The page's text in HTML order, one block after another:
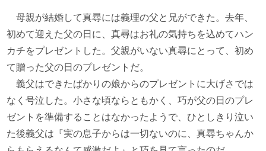
母親が結婚して真尋には義理の父と兄ができた。去年、
初めて迎えた父の日に、真尋はお礼の気持ちを込めてハン
カチをプレゼントした。父親がいない真尋にとって、初め
て贈った父の日のプレゼントだ。
義父はできたばかりの娘からのプレゼントに大げさでは
なく号泣した。小さな頃ならともかく、巧が父の日のプレ
ゼントを準備することはなかったようで、ひとしきり泣い
た後義父は『実の息子からは一切ないのに、真尋ちゃんか